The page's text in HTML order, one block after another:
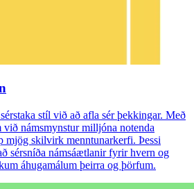
stíl við að afla sér þekkingar. Með
námsmynstur milljóna notenda
mjög skilvirk menntunarkerfi. Þessi
sérsníða námsáætlanir fyrir hvern og
áhugamálum þeirra og þörfum.